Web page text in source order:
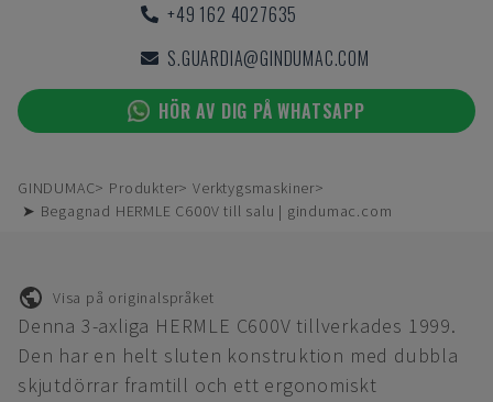
+49 162 4027635
S.GUARDIA@GINDUMAC.COM
HÖR AV DIG PÅ WHATSAPP
GINDUMAC Produkter
Verktygsmaskiner
➤ Begagnad HERMLE C600V till salu | gindumac.com
Visa på originalspråket
Denna 3-axliga HERMLE C600V tillverkades 1999.
Den har en helt sluten konstruktion med dubbla
skjutdörrar framtill och ett ergonomiskt